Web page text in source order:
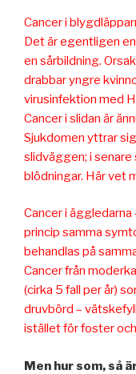
Cancer i
Det är egentligen
en sårbildning.
drabbar yngre
virusinfektion med
Cancer i slidan är
Sjukdomen yttrar
slidväggen; i senare
blödningar. Här vet
Cancer i äggledarna
princip samma
behandlas på
Cancer från
(cirka 5 fall per år)
druvbörd –
istället för foster
Men hur som, så